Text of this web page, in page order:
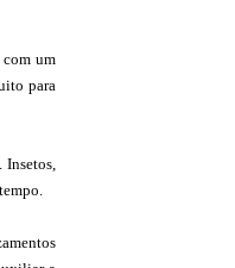
um
para
Insetos,